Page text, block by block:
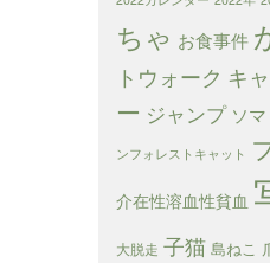
ちゃ お食事件
トウォーク キ
ー ジャンプ ソマ
ンフォレストキャット
介在性溶血性貧血
大脱走 子猫 島ねこ